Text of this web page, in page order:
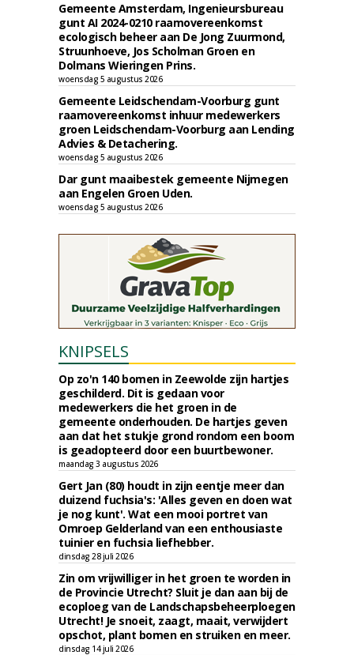
Gemeente Amsterdam, Ingenieursbureau
gunt AI 2024-0210 raamovereenkomst
ecologisch beheer aan De Jong Zuurmond,
Struunhoeve, Jos Scholman Groen en
Dolmans Wieringen Prins.
woensdag 5 augustus 2026
Gemeente Leidschendam-Voorburg gunt
raamovereenkomst inhuur medewerkers
groen Leidschendam-Voorburg aan Lending
Advies & Detachering.
woensdag 5 augustus 2026
Dar gunt maaibestek gemeente Nijmegen
aan Engelen Groen Uden.
woensdag 5 augustus 2026
KNIPSELS
Op zo'n 140 bomen in Zeewolde zijn hartjes
geschilderd. Dit is gedaan voor
medewerkers die het groen in de
gemeente onderhouden. De hartjes geven
aan dat het stukje grond rondom een boom
is geadopteerd door een buurtbewoner.
maandag 3 augustus 2026
Gert Jan (80) houdt in zijn eentje meer dan
duizend fuchsia's: 'Alles geven en doen wat
je nog kunt'. Wat een mooi portret van
Omroep Gelderland van een enthousiaste
tuinier en fuchsia liefhebber.
dinsdag 28 juli 2026
Zin om vrijwilliger in het groen te worden in
de Provincie Utrecht? Sluit je dan aan bij de
ecoploeg van de Landschapsbeheerploegen
Utrecht! Je snoeit, zaagt, maait, verwijdert
opschot, plant bomen en struiken en meer.
dinsdag 14 juli 2026